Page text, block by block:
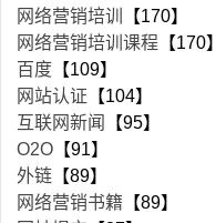
网络营销培训
【170】
网络营销培训课程 【170】
百度 【109】
网站认证 【104】
互联网新闻
【95】
O2O 【91】
外链 【89】
网络营销书籍 【89】